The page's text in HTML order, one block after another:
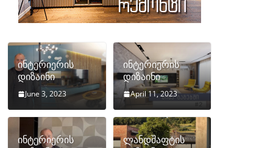
ინტერიერის
დიზაინი
June 3, 2023
ინტერიერის
დიზაინი
April 11, 2023
ინტერიერის
ლანდშაფტის